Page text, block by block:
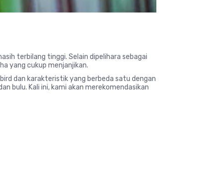
terbilang tinggi. Selain dipelihara sebagai
yang cukup menjanjikan.
dan karakteristik yang berbeda satu dengan
bulu. Kali ini, kami akan merekomendasikan